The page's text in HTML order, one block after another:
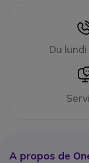
Du
A propos de